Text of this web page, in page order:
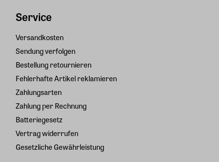
Service
Versandkosten
Sendung verfolgen
Bestellung retournieren
Fehlerhafte Artikel reklamieren
Zahlungsarten
Zahlung per Rechnung
Batteriegesetz
Vertrag widerrufen
Gesetzliche Gewährleistung